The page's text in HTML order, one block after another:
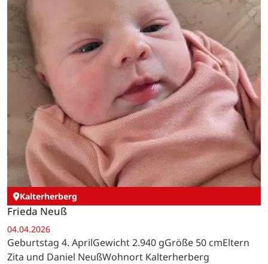
Kalterherberg
Frieda Neuß
04.04.2026
Geburtstag 4. AprilGewicht 2.940 gGröße 50 cmEltern
Zita und Daniel NeußWohnort Kalterherberg